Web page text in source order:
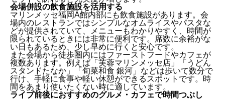
会場併設の飲食施設を活用する
マリンメッセ福岡A館内部にも飲食施設があります。会
場内のレストランではシンプルなオムライスやパスタな
どが提供されていて、メニューもわかりやすく、時間が
限られているときには非常に便利です。席数に余裕がな
い日もあるため、少し早めに行くと安心です。
また会場から徒歩圏内にはファーストフードやカフェが
複数あります。例えば「芙蓉マリンメッセ店」「うどん
スタンドたなか」「旬菜和食 銀河」などは歩いて数分で
行け、手軽に食事や軽い休憩ができるスポットです。時
間をあまり使いたくない時に適しています。
ライブ前後におすすめのグルメ・カフェで時間つぶし